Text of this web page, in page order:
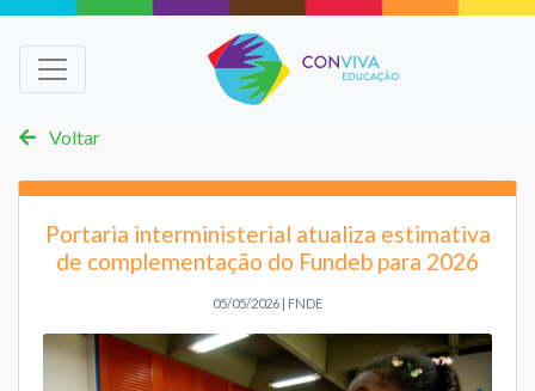
Voltar
Portaria interministerial atualiza estimativa
de complementação do Fundeb para 2026
05/05/2026 | FNDE